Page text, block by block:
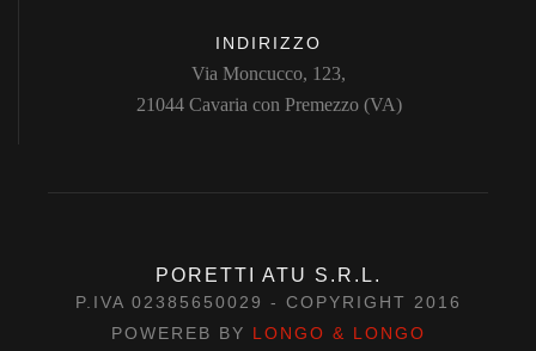
INDIRIZZO
Via Moncucco, 123,
21044 Cavaria con Premezzo (VA)
PORETTI ATU S.R.L.
P.IVA 02385650029 - COPYRIGHT 2016
POWEREB BY LONGO & LONGO